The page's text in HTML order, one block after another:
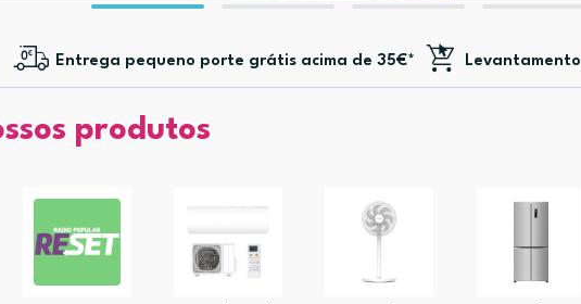
Entrega pequeno porte grátis acima de 35€*
produtos